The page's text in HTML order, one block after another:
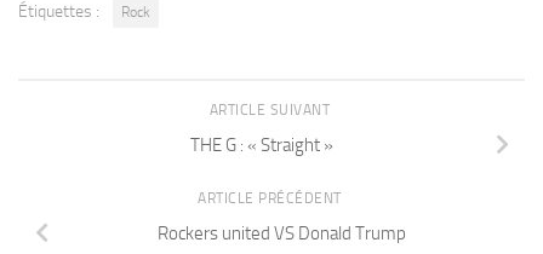
Étiquettes : Rock
ARTICLE SUIVANT
THE G : « Straight »
ARTICLE PRÉCÉDENT
Rockers united VS Donald Trump